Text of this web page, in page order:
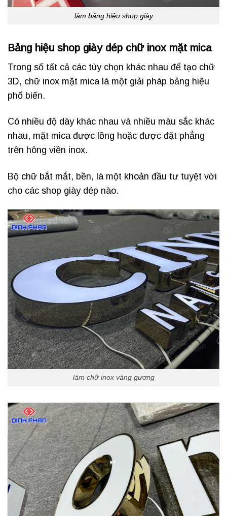
làm bảng hiệu shop giày
Bảng hiệu shop giày dép chữ inox mặt mica
Trong số tất cả các tùy chọn khác nhau để tạo chữ
3D, chữ inox mặt mica là một giải pháp bảng hiệu
phổ biến.
Có nhiều độ dày khác nhau và nhiều màu sắc khác
nhau, mặt mica được lồng hoặc được đặt phẳng
trên hông viền inox.
Bộ chữ bắt mắt, bền, là một khoản đầu tư tuyệt vời
cho các shop giày dép nào.
làm chữ inox vàng gương